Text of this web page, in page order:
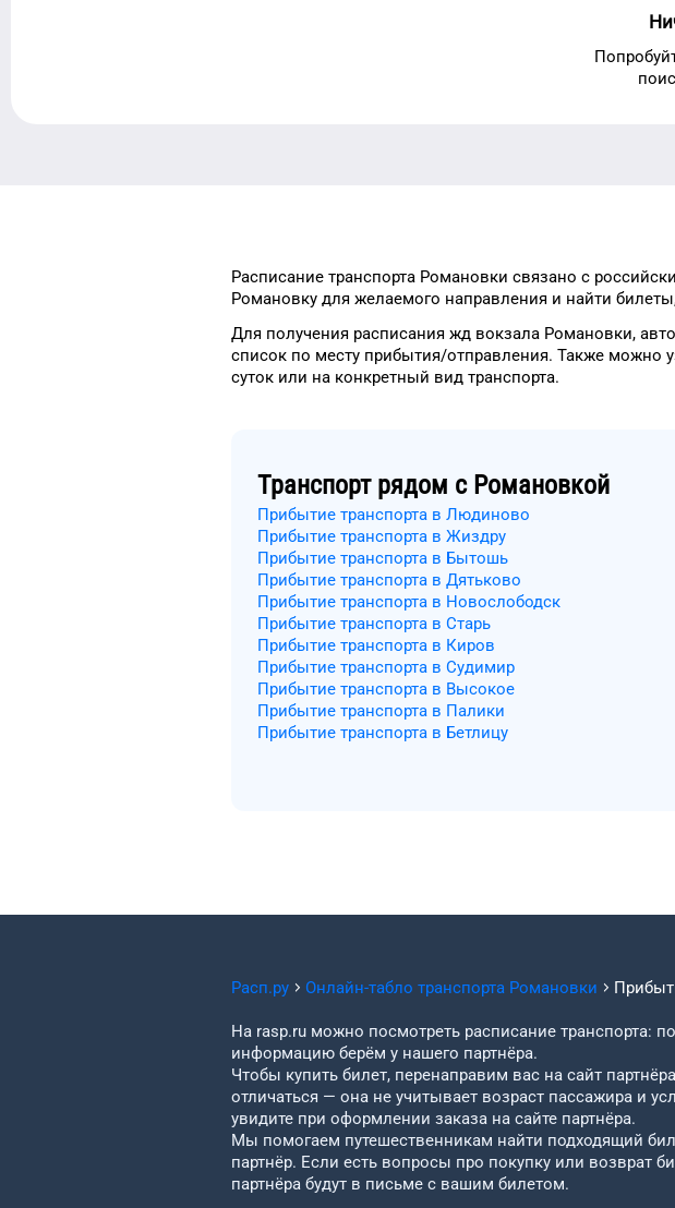
Расписание транспорта Романовки связано с
Романовку для желаемого направления и найти
Для получения расписания жд вокзала Романовки,
список по месту прибытия/отправления. Также можно
суток или на конкретный вид транспорта.
Транспорт рядом с Романовкой
Прибытие транспорта в Людиново
Прибытие транспорта в Жиздру
Прибытие транспорта в Бытошь
Прибытие транспорта в Дятьково
Прибытие транспорта в Новослободск
Прибытие транспорта в Старь
Прибытие транспорта в Киров
Прибытие транспорта в Судимир
Прибытие транспорта в Высокое
Прибытие транспорта в Палики
Прибытие транспорта в Бетлицу
Расп.ру Онлайн-табло транспорта Романовки
На rasp.ru можно посмотреть расписание транспорта:
информацию берём у нашего партнёра.
Чтобы купить билет, перенаправим вас на сайт
отличаться — она не учитывает возраст пассажира и
увидите при оформлении заказа на сайте партнёра.
Мы помогаем путешественникам найти подходящий
партнёр. Если есть вопросы про покупку или возврат
партнёра будут в письме с вашим билетом.